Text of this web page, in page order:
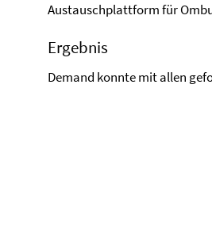
Austauschplattform für
Ergebnis
Demand konnte mit allen